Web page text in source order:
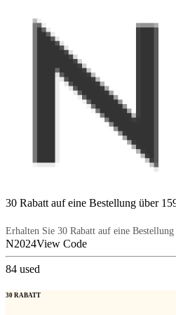
30 Rabatt auf eine Bestellung über
Erhalten Sie 30 Rabatt auf eine Bestellung
N2024View Code
84 used
30 RABATT